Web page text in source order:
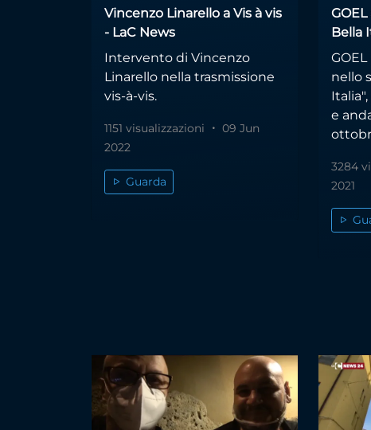
Vincenzo Linarello a Vis à vis
- LaC News
Intervento di Vincenzo
Linarello nella trasmissione
vis-à-vis.
1151 visualizzazioni
09 Jun
2022
Guarda
GOEL
Bella
nello
e
3284
2021